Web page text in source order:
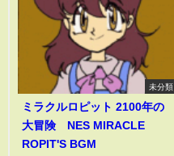
未分類
ミラクルロピット 2100年の
大冒険 NES MIRACLE
ROPIT'S BGM